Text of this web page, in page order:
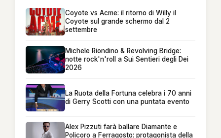
Coyote vs Acme: il ritorno di Willy il
Coyote sul grande schermo dal 2
settembre
Michele Riondino & Revolving Bridge:
notte rock'n'roll a Sui Sentieri degli Dei
2026
La Ruota della Fortuna celebra i 70 anni
di Gerry Scotti con una puntata evento
Alex Pizzuti farà ballare Diamante e
Policoro a Ferragosto: protagonista della